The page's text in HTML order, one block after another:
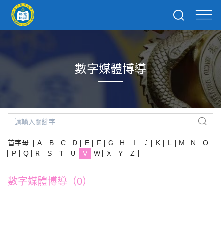
數字媒體博導
首字母 A B C D E F G H I J K L M N
O
P
Q R S T U V W X Y Z
數字媒體博導（0）